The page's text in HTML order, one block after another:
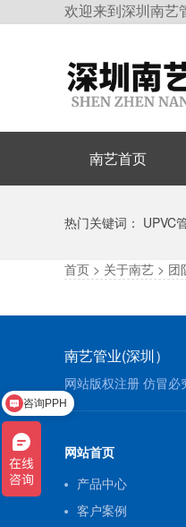
欢迎来到深圳南艺
南艺首页
热门关键词： UPVC
首页 > 关于南艺 > 团
南艺管业(深圳）
网站版权注册 仿冒必
网站首页
产品中心
客户案例
咨询PPH